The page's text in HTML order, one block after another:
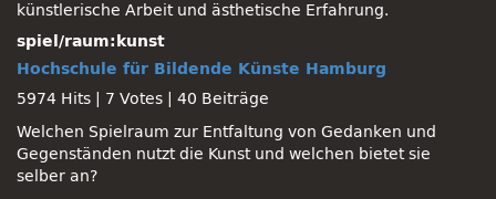
künstlerische Arbeit und ästhetische Erfahrung.
spiel/raum:kunst
Hochschule für Bildende Künste Hamburg
5974 Hits
7 Votes
40 Beiträge
Welchen Spielraum zur Entfaltung von Gedanken und
Gegenständen nutzt die Kunst und welchen bietet sie
selber an?